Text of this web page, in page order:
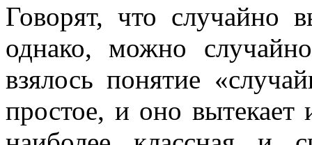
Говорят, что случайно
однако, можно
взялось понятие
простое, и оно вытекает